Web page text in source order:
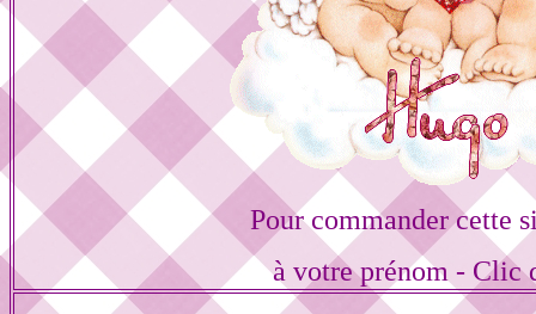
Pour commander cette
à votre prénom - Clic